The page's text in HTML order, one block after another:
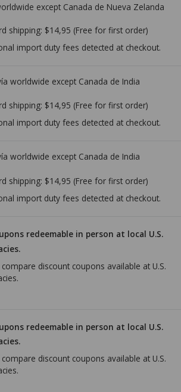
except Canada de Nueva Zelanda
shipping: $14,95 (Free for first order)
import duty fees detected at checkout.
worldwide except Canada de India
shipping: $14,95 (Free for first order)
import duty fees detected at checkout.
worldwide except Canada de India
shipping: $14,95 (Free for first order)
import duty fees detected at checkout.
redeemable in person at local U.S.
compare discount coupons available at U.S.
redeemable in person at local U.S.
compare discount coupons available at U.S.